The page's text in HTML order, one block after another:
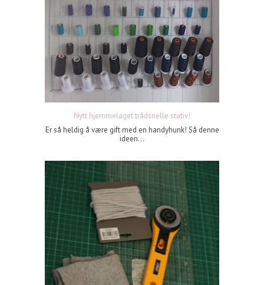
Nytt hjemmelaget trådsnelle stativ!
Er så heldig å være gift med en handyhunk! Så denne
ideen...